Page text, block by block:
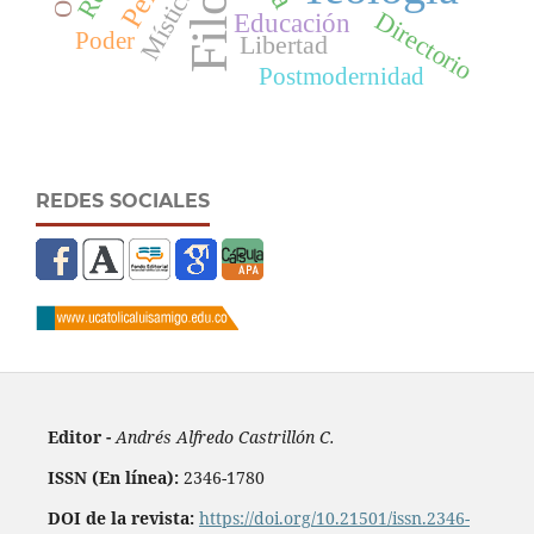
Educación
Mística Libertad Directorio
Poder
Postmodernidad
REDES SOCIALES
Editor - Andrés Alfredo Castrillón C.
ISSN (En línea): 2346-1780
DOI de la revista: https://doi.org/10.21501/issn.2346-